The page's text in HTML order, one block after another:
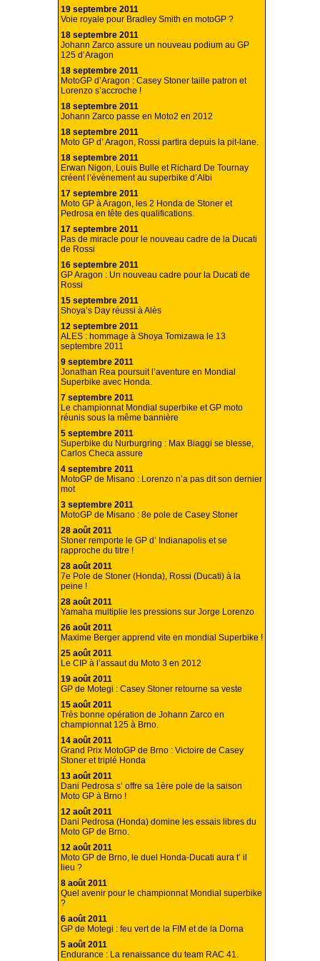
19 septembre 2011
Voie royale pour Bradley Smith en motoGP ?
18 septembre 2011
Johann Zarco assure un nouveau podium au GP
125 d’Aragon
18 septembre 2011
MotoGP d’Aragon : Casey Stoner taille patron et
Lorenzo s’accroche !
18 septembre 2011
Johann Zarco passe en Moto2 en 2012
18 septembre 2011
Moto GP d’ Aragon, Rossi partira depuis la pit-lane.
18 septembre 2011
Erwan Nigon, Louis Bulle et Richard De Tournay
créent l’évènement au superbike d’Albi
17 septembre 2011
Moto GP à Aragon, les 2 Honda de Stoner et
Pedrosa en tête des qualifications.
17 septembre 2011
Pas de miracle pour le nouveau cadre de la Ducati
de Rossi
16 septembre 2011
GP Aragon : Un nouveau cadre pour la Ducati de
Rossi
15 septembre 2011
Shoya’s Day réussi à Alès
12 septembre 2011
ALES : hommage à Shoya Tomizawa le 13
septembre 2011
9 septembre 2011
Jonathan Rea poursuit l’aventure en Mondial
Superbike avec Honda.
7 septembre 2011
Le championnat Mondial superbike et GP moto
réunis sous la même bannière
5 septembre 2011
Superbike du Nurburgring : Max Biaggi se blesse,
Carlos Checa assure
4 septembre 2011
MotoGP de Misano : Lorenzo n’a pas dit son dernier
mot
3 septembre 2011
MotoGP de Misano : 8e pole de Casey Stoner
28 août 2011
Stoner remporte le GP d’ Indianapolis et se
rapproche du titre !
28 août 2011
7e Pole de Stoner (Honda), Rossi (Ducati) à la
peine !
28 août 2011
Yamaha multiplie les pressions sur Jorge Lorenzo
26 août 2011
Maxime Berger apprend vite en mondial Superbike !
25 août 2011
Le CIP à l’assaut du Moto 3 en 2012
19 août 2011
GP de Motegi : Casey Stoner retourne sa veste
15 août 2011
Très bonne opération de Johann Zarco en
championnat 125 à Brno.
14 août 2011
Grand Prix MotoGP de Brno : Victoire de Casey
Stoner et triplé Honda
13 août 2011
Dani Pedrosa s’ offre sa 1ère pole de la saison
Moto GP à Brno !
12 août 2011
Dani Pedrosa (Honda) domine les essais libres du
Moto GP de Brno.
12 août 2011
Moto GP de Brno, le duel Honda-Ducati aura t’ il
lieu ?
8 août 2011
Quel avenir pour le championnat Mondial superbike
?
6 août 2011
GP de Motegi : feu vert de la FIM et de la Dorna
5 août 2011
Endurance : La renaissance du team RAC 41.